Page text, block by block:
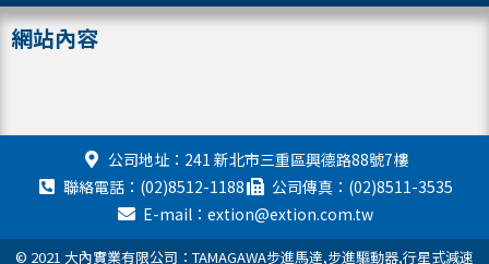
網站內容
公司地址：241 新北市三重區興德路88號7樓
聯絡電話：(02)8512-1188
公司傳真：(02)8511-3535
E-mail：extion@extion.com.tw
© 2021 大內實業有限公司：TAMAGAWA步進馬達,步進驅動器,行星式減速